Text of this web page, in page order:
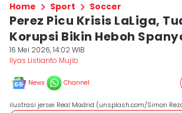
Home Sport Soccer
Perez Picu Krisis LaLiga,
Korupsi Bikin Heboh
16 Mei 2026, 14:02 WIB
Ilyas Listianto Mujib
News Channel
ilustrasi jersei Real Madrid (unsplash.com/Simon